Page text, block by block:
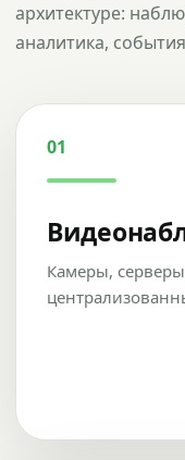
архитектуре:
аналитика,
01
Камеры,